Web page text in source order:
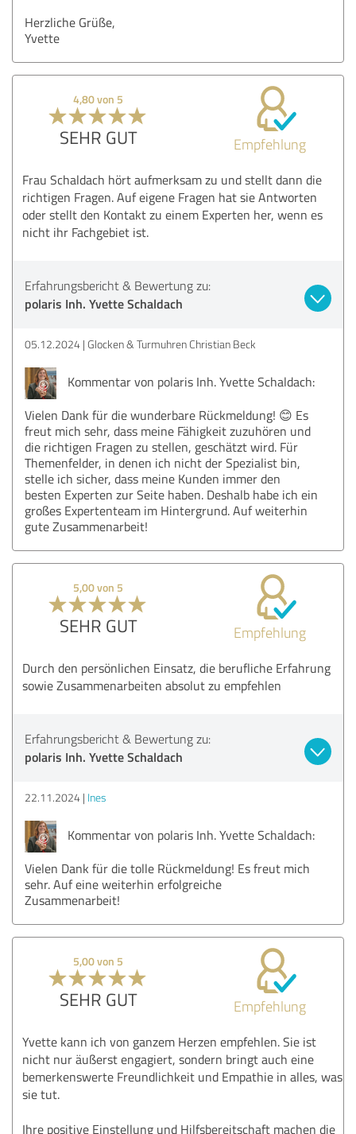
Herzliche Grüße,
Yvette
4,80 von 5
SEHR GUT Empfehlung
Frau Schaldach hört aufmerksam zu und stellt dann die
richtigen Fragen. Auf eigene Fragen hat sie Antworten
oder stellt den Kontakt zu einem Experten her, wenn es
nicht ihr Fachgebiet ist.
Erfahrungsbericht & Bewertung zu:
polaris Inh. Yvette Schaldach
05.12.2024 Glocken & Turmuhren Christian Beck
Kommentar von polaris Inh. Yvette Schaldach:
Vielen Dank für die wunderbare Rückmeldung! 😊 Es
freut mich sehr, dass meine Fähigkeit zuzuhören und
die richtigen Fragen zu stellen, geschätzt wird. Für
Themenfelder, in denen ich nicht der Spezialist bin,
stelle ich sicher, dass meine Kunden immer den
besten Experten zur Seite haben. Deshalb habe ich ein
großes Expertenteam im Hintergrund. Auf weiterhin
gute Zusammenarbeit!
5,00 von 5
SEHR GUT Empfehlung
Durch den persönlichen Einsatz, die berufliche Erfahrung
sowie Zusammenarbeiten absolut zu empfehlen
Erfahrungsbericht & Bewertung zu:
polaris Inh. Yvette Schaldach
22.11.2024 Ines
Kommentar von polaris Inh. Yvette Schaldach:
Vielen Dank für die tolle Rückmeldung! Es freut mich
sehr. Auf eine weiterhin erfolgreiche
Zusammenarbeit!
5,00 von 5
SEHR GUT Empfehlung
Yvette kann ich von ganzem Herzen empfehlen. Sie ist
nicht nur äußerst engagiert, sondern bringt auch eine
bemerkenswerte Freundlichkeit und Empathie in alles, was
sie tut.
Ihre positive Einstellung und Hilfsbereitschaft machen die